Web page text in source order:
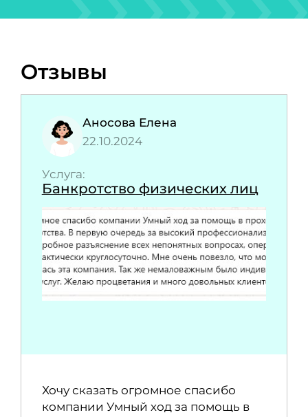
Отзывы
Аносова Елена
22.10.2024
Услуга:
Банкротство физических лиц
Хочу сказать огромное спасибо
компании Умный ход за помощь в